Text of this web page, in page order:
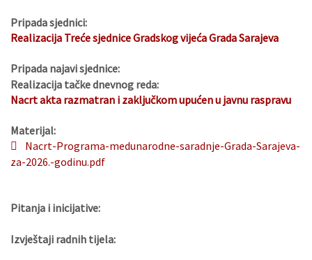
Pripada sjednici:
Realizacija Treće sjednice Gradskog vijeća Grada Sarajeva
Pripada najavi sjednice:
Realizacija tačke dnevnog reda:
Nacrt akta razmatran i zaključkom upućen u javnu raspravu
Materijal:
Nacrt-Programa-medunarodne-saradnje-Grada-Sarajeva-
za-2026.-godinu.pdf
Pitanja i inicijative:
Izvještaji radnih tijela: